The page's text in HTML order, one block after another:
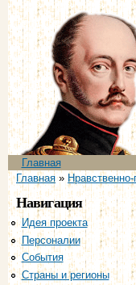
Главное
Главная
Вы здесь
Главная»
Навигация
Идея проекта
Персоналии
События
Страны и регионы